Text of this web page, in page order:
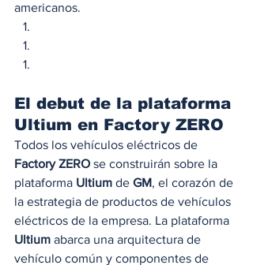
americanos.
El debut de la plataforma
Ultium en Factory ZERO
Todos los vehículos eléctricos de
Factory ZERO se construirán sobre la
plataforma Ultium de GM, el corazón de
la estrategia de productos de vehículos
eléctricos de la empresa. La plataforma
Ultium abarca una arquitectura de
vehículo común y componentes de